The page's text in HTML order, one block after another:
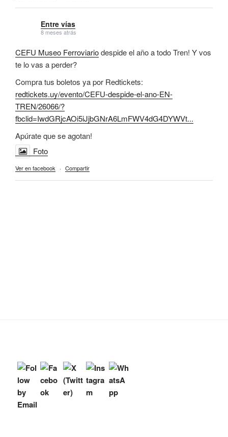
Entre vías
8 meses atrás
CEFU Museo Ferroviariodespide el año a todo Tren! Y vos
te lo vas a perder?
Compra tus boletos ya por Redtickets:
redtickets.uy/evento/CEFU-despide-el-ano-EN-
TREN/26066/?
fbclid=IwdGRjcAOi5iJjbGNrA6LmFWV4dG4DYWVt...
Apúrate que se agotan!
Foto
Ver en facebook · Compartir